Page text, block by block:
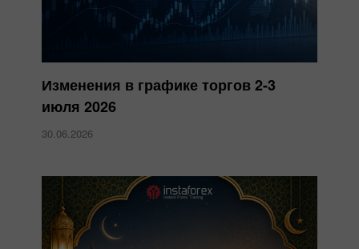
Изменения в графике торгов 2-3
июля 2026
30.06.2026